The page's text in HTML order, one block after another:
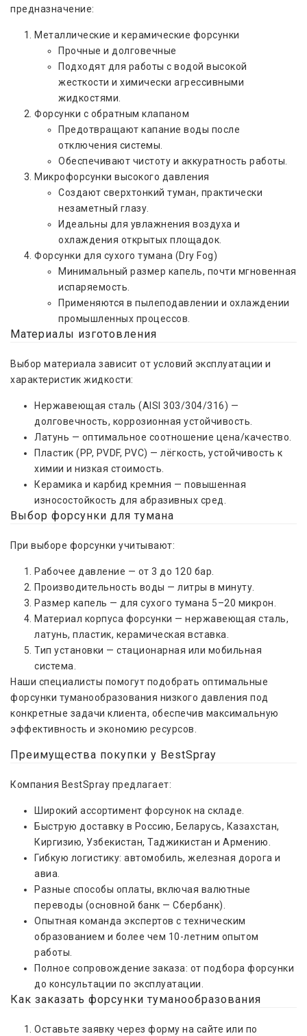
предназначение:
Металлические и керамические форсунки
Прочные и долговечные
Подходят для работы с водой высокой
жесткости и химически агрессивными
жидкостями.
Форсунки с обратным клапаном
Предотвращают капание воды после
отключения системы.
Обеспечивают чистоту и аккуратность работы.
Микрофорсунки высокого давления
Создают сверхтонкий туман, практически
незаметный глазу.
Идеальны для увлажнения воздуха и
охлаждения открытых площадок.
Форсунки для сухого тумана (Dry Fog)
Минимальный размер капель, почти мгновенная
испаряемость.
Применяются в пылеподавлении и охлаждении
промышленных процессов.
Материалы изготовления
Выбор материала зависит от условий эксплуатации и
характеристик жидкости:
Нержавеющая сталь (AISI 303/304/316) —
долговечность, коррозионная устойчивость.
Латунь — оптимальное соотношение цена/качество.
Пластик (PP, PVDF, PVC) — лёгкость, устойчивость к
химии и низкая стоимость.
Керамика и карбид кремния — повышенная
износостойкость для абразивных сред.
Выбор форсунки для тумана
При выборе форсунки учитывают:
Рабочее давление — от 3 до 120 бар.
Производительность воды — литры в минуту.
Размер капель — для сухого тумана 5–20 микрон.
Материал корпуса форсунки — нержавеющая сталь,
латунь, пластик, керамическая вставка.
Тип установки — стационарная или мобильная
система.
Наши специалисты помогут подобрать оптимальные
форсунки туманообразования низкого давления под
конкретные задачи клиента, обеспечив максимальную
эффективность и экономию ресурсов.
Преимущества покупки у BestSpray
Компания BestSpray предлагает:
Широкий ассортимент форсунок на складе.
Быструю доставку в Россию, Беларусь, Казахстан,
Киргизию, Узбекистан, Таджикистан и Армению.
Гибкую логистику: автомобиль, железная дорога и
авиа.
Разные способы оплаты, включая валютные
переводы (основной банк — Сбербанк).
Опытная команда экспертов с техническим
образованием и более чем 10-летним опытом
работы.
Полное сопровождение заказа: от подбора форсунки
до консультации по эксплуатации.
Как заказать форсунки туманообразования
Оставьте заявку через форму на сайте или по